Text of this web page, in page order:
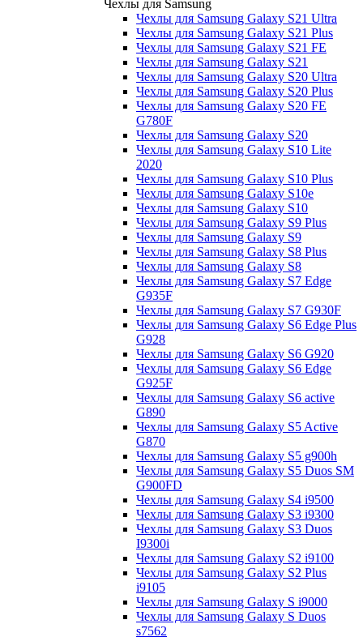
Чехлы для Samsung
Чехлы для Samsung Galaxy S21 Ultra
Чехлы для Samsung Galaxy S21 Plus
Чехлы для Samsung Galaxy S21 FE
Чехлы для Samsung Galaxy S21
Чехлы для Samsung Galaxy S20 Ultra
Чехлы для Samsung Galaxy S20 Plus
Чехлы для Samsung Galaxy S20 FE
G780F
Чехлы для Samsung Galaxy S20
Чехлы для Samsung Galaxy S10 Lite
2020
Чехлы для Samsung Galaxy S10 Plus
Чехлы для Samsung Galaxy S10e
Чехлы для Samsung Galaxy S10
Чехлы для Samsung Galaxy S9 Plus
Чехлы для Samsung Galaxy S9
Чехлы для Samsung Galaxy S8 Plus
Чехлы для Samsung Galaxy S8
Чехлы для Samsung Galaxy S7 Edge
G935F
Чехлы для Samsung Galaxy S7 G930F
Чехлы для Samsung Galaxy S6 Edge Plus
G928
Чехлы для Samsung Galaxy S6 G920
Чехлы для Samsung Galaxy S6 Edge
G925F
Чехлы для Samsung Galaxy S6 active
G890
Чехлы для Samsung Galaxy S5 Active
G870
Чехлы для Samsung Galaxy S5 g900h
Чехлы для Samsung Galaxy S5 Duos SM
G900FD
Чехлы для Samsung Galaxy S4 i9500
Чехлы для Samsung Galaxy S3 i9300
Чехлы для Samsung Galaxy S3 Duos
I9300i
Чехлы для Samsung Galaxy S2 i9100
Чехлы для Samsung Galaxy S2 Plus
i9105
Чехлы для Samsung Galaxy S i9000
Чехлы для Samsung Galaxy S Duos
s7562